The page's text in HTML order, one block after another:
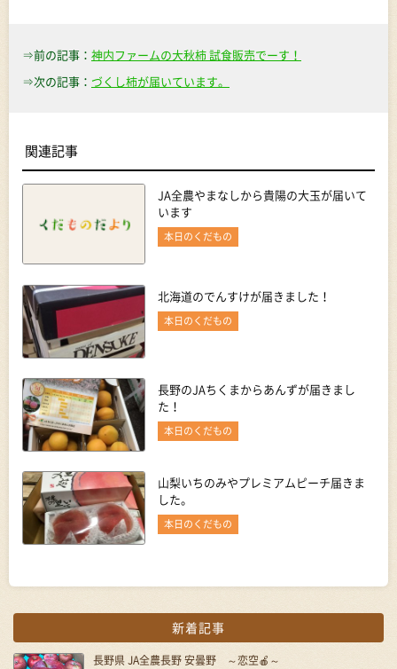
⇒前の記事： 神内ファームの大秋柿 試食販売でーす！
⇒次の記事： づくし柿が届いています。
関連記事
JA全農やまなしから貴陽の大玉が届いて
います
本日のくだもの
北海道のでんすけが届きました！
本日のくだもの
長野のJAちくまからあんずが届きまし
た！
本日のくだもの
山梨いちのみやプレミアムピーチ届きま
した。
本日のくだもの
新着記事
長野県 JA全農長野 安曇野 ～恋空🍎～